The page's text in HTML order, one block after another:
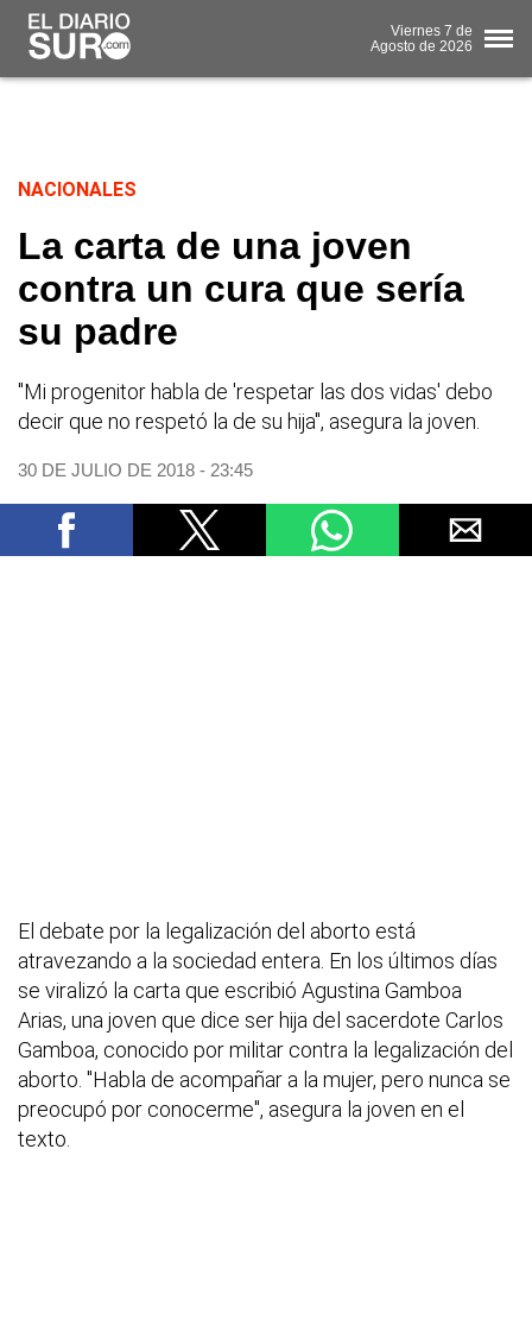
Viernes 7 de
Agosto de 2026
NACIONALES
La carta de una joven
contra un cura que sería
su padre
"Mi progenitor habla de 'respetar las dos vidas' debo
decir que no respetó la de su hija", asegura la joven.
30 DE JULIO DE 2018 - 23:45
El debate por la legalización del aborto está
atravezando a la sociedad entera. En los últimos días
se viralizó la carta que escribió Agustina Gamboa
Arias, una joven que dice ser hija del sacerdote Carlos
Gamboa, conocido por militar contra la legalización del
aborto. "Habla de acompañar a la mujer, pero nunca se
preocupó por conocerme", asegura la joven en el
texto.